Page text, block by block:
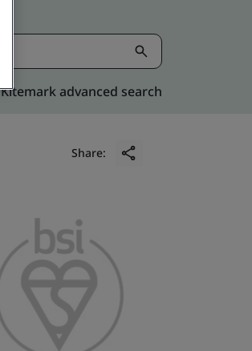
Kitemark advanced search
Share: